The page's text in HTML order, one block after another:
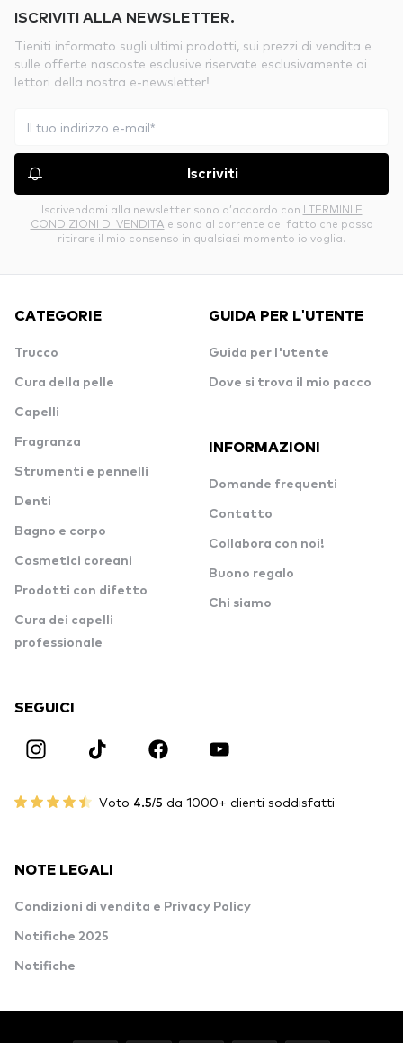
ISCRIVITI ALLA NEWSLETTER.
Tieniti informato sugli ultimi prodotti, sui prezzi di vendita e
sulle offerte nascoste esclusive riservate esclusivamente ai
lettori della nostra e-newsletter!
Iscriviti
Iscrivendomi alla newsletter sono d’accordo con I TERMINI E
CONDIZIONI DI VENDITA e sono al corrente del fatto che posso
ritirare il mio consenso in qualsiasi momento io voglia.
CATEGORIE
Trucco
Cura della pelle
Capelli
Fragranza
Strumenti e pennelli
Denti
Bagno e corpo
Cosmetici coreani
Prodotti con difetto
Cura dei capelli
professionale
GUIDA PER L'UTENTE
Guida per l'utente
Dove si trova il mio pacco
INFORMAZIONI
Domande frequenti
Contatto
Collabora con noi!
Buono regalo
Chi siamo
SEGUICI
Voto 4.5/5 da 1000+ clienti soddisfatti
NOTE LEGALI
Condizioni di vendita e Privacy Policy
Notifiche 2025
Notifiche